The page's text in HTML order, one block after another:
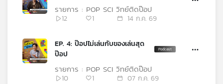
12 1 14 ก.ค. 69
รายการ : POP SCI วิทย์ติดป๊อป
EP. 4: ป๊อปไม่เล่นกับของเล่นสุด
ป๊อป
10 1 07 ก.ค. 69
รายการ : POP SCI วิทย์ติดป๊อป